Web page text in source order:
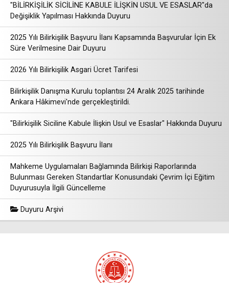
"BİLİRKİŞİLİK SİCİLİNE KABULE İLİŞKİN USUL VE ESASLAR"da
Değişiklik Yapılması Hakkında Duyuru
2025 Yılı Bilirkişilik Başvuru İlanı Kapsamında Başvurular İçin Ek
Süre Verilmesine Dair Duyuru
2026 Yılı Bilirkişilik Asgari Ücret Tarifesi
Bilirkişilik Danışma Kurulu toplantısı 24 Aralık 2025 tarihinde
Ankara Hâkimevi'nde gerçekleştirildi.
"Bilirkişilik Siciline Kabule İlişkin Usul ve Esaslar" Hakkında Duyuru
2025 Yılı Bilirkişilik Başvuru İlanı
Mahkeme Uygulamaları Bağlamında Bilirkişi Raporlarında
Bulunması Gereken Standartlar Konusundaki Çevrim İçi Eğitim
Duyurusuyla İlgili Güncelleme
Duyuru Arşivi